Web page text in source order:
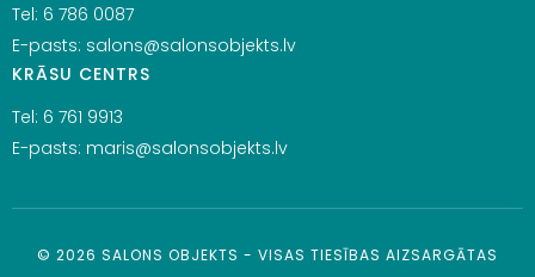
Tel: 6 786 0087
E-pasts: salons@salonsobjekts.lv
KRĀSU CENTRS
Tel: 6 761 9913
E-pasts: maris@salonsobjekts.lv
© 2026 SALONS OBJEKTS - VISAS TIESĪBAS AIZSARGĀTAS